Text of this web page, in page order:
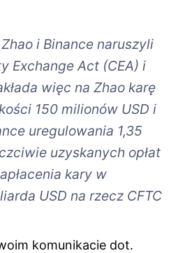
i Binance naruszyli
Exchange Act (CEA) i
więc na Zhao karę
150 milionów USD i
uregulowania 1,35
uzyskanych opłat
kary w
USD na rzecz CFTC
komunikacie dot.